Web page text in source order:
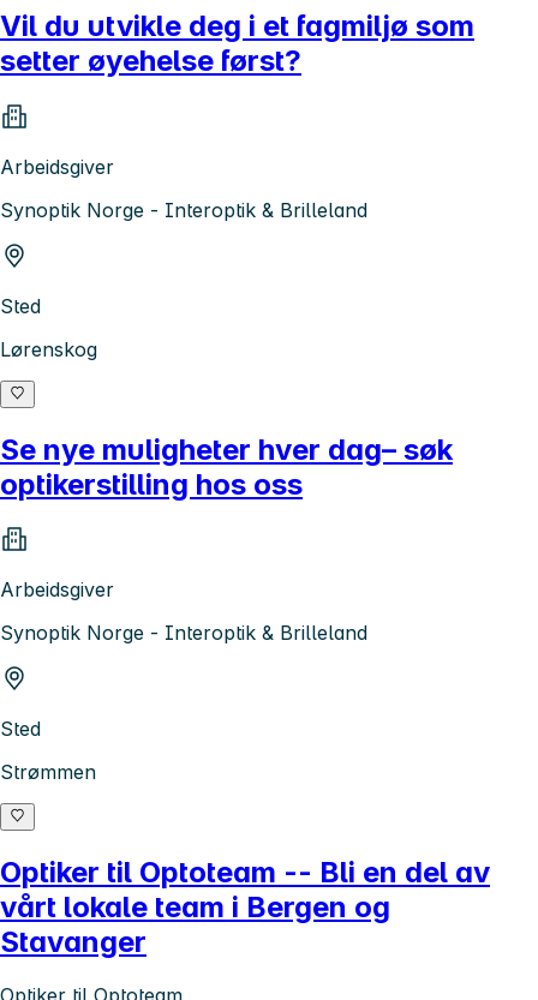
Vil du utvikle deg i et fagmiljø som
setter øyehelse først?
Arbeidsgiver
Synoptik Norge - Interoptik & Brilleland
Sted
Lørenskog
Se nye muligheter hver dag– søk
optikerstilling hos oss
Arbeidsgiver
Synoptik Norge - Interoptik & Brilleland
Sted
Strømmen
Optiker til Optoteam -- Bli en del av
vårt lokale team i Bergen og
Stavanger
Optiker til Optoteam